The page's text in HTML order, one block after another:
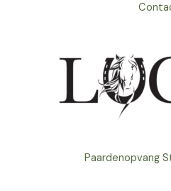
Paardenopvang